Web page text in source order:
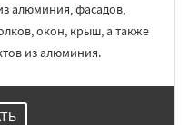
алюминия, фасадов,
окон, крыш, а также
из алюминия.